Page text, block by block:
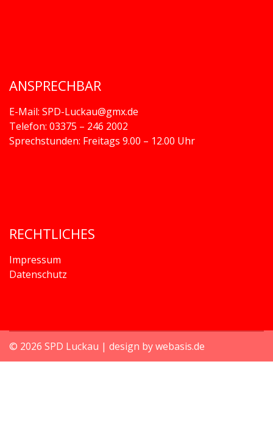
ANSPRECHBAR
E-Mail: SPD-Luckau@gmx.de
Telefon: 03375 – 246 2002
Sprechstunden: Freitags 9.00 – 12.00 Uhr
RECHTLICHES
Impressum
Datenschutz
© 2026 SPD Luckau | design by webasis.de